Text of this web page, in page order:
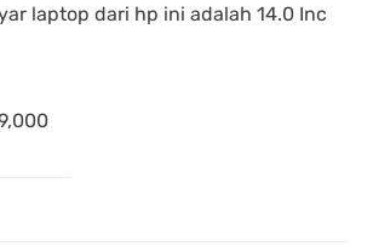
laptop dari hp ini adalah 14.0 Inc